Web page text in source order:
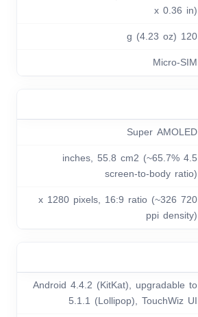
x 0.36 in)
120 g (4.23 oz)
Micro-SIM
Super AMOLED
4.5 inches, 55.8 cm2 (~65.7%
screen-to-body ratio)
720 x 1280 pixels, 16:9 ratio (~326
ppi density)
Android 4.4.2 (KitKat), upgradable to
5.1.1 (Lollipop), TouchWiz UI